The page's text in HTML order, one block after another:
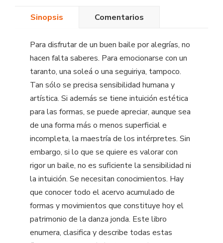
Sinopsis Comentarios
Para disfrutar de un buen baile por alegrías, no
hacen falta saberes. Para emocionarse con un
taranto, una soleá o una seguiriya, tampoco.
Tan sólo se precisa sensibilidad humana y
artística. Si además se tiene intuición estética
para las formas, se puede apreciar, aunque sea
de una forma más o menos superficial e
incompleta, la maestría de los intérpretes. Sin
embargo, si lo que se quiere es valorar con
rigor un baile, no es suficiente la sensibilidad ni
la intuición. Se necesitan conocimientos. Hay
que conocer todo el acervo acumulado de
formas y movimientos que constituye hoy el
patrimonio de la danza jonda. Este libro
enumera, clasifica y describe todas estas